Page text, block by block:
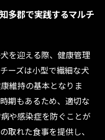
多郡で実践するマルチ
を迎える際、健康管理
ーズは小型で繊細な犬
維持の基本となりま
期もあるため、適切な
や感染症を防ぐことが
取れた食事を提供し、